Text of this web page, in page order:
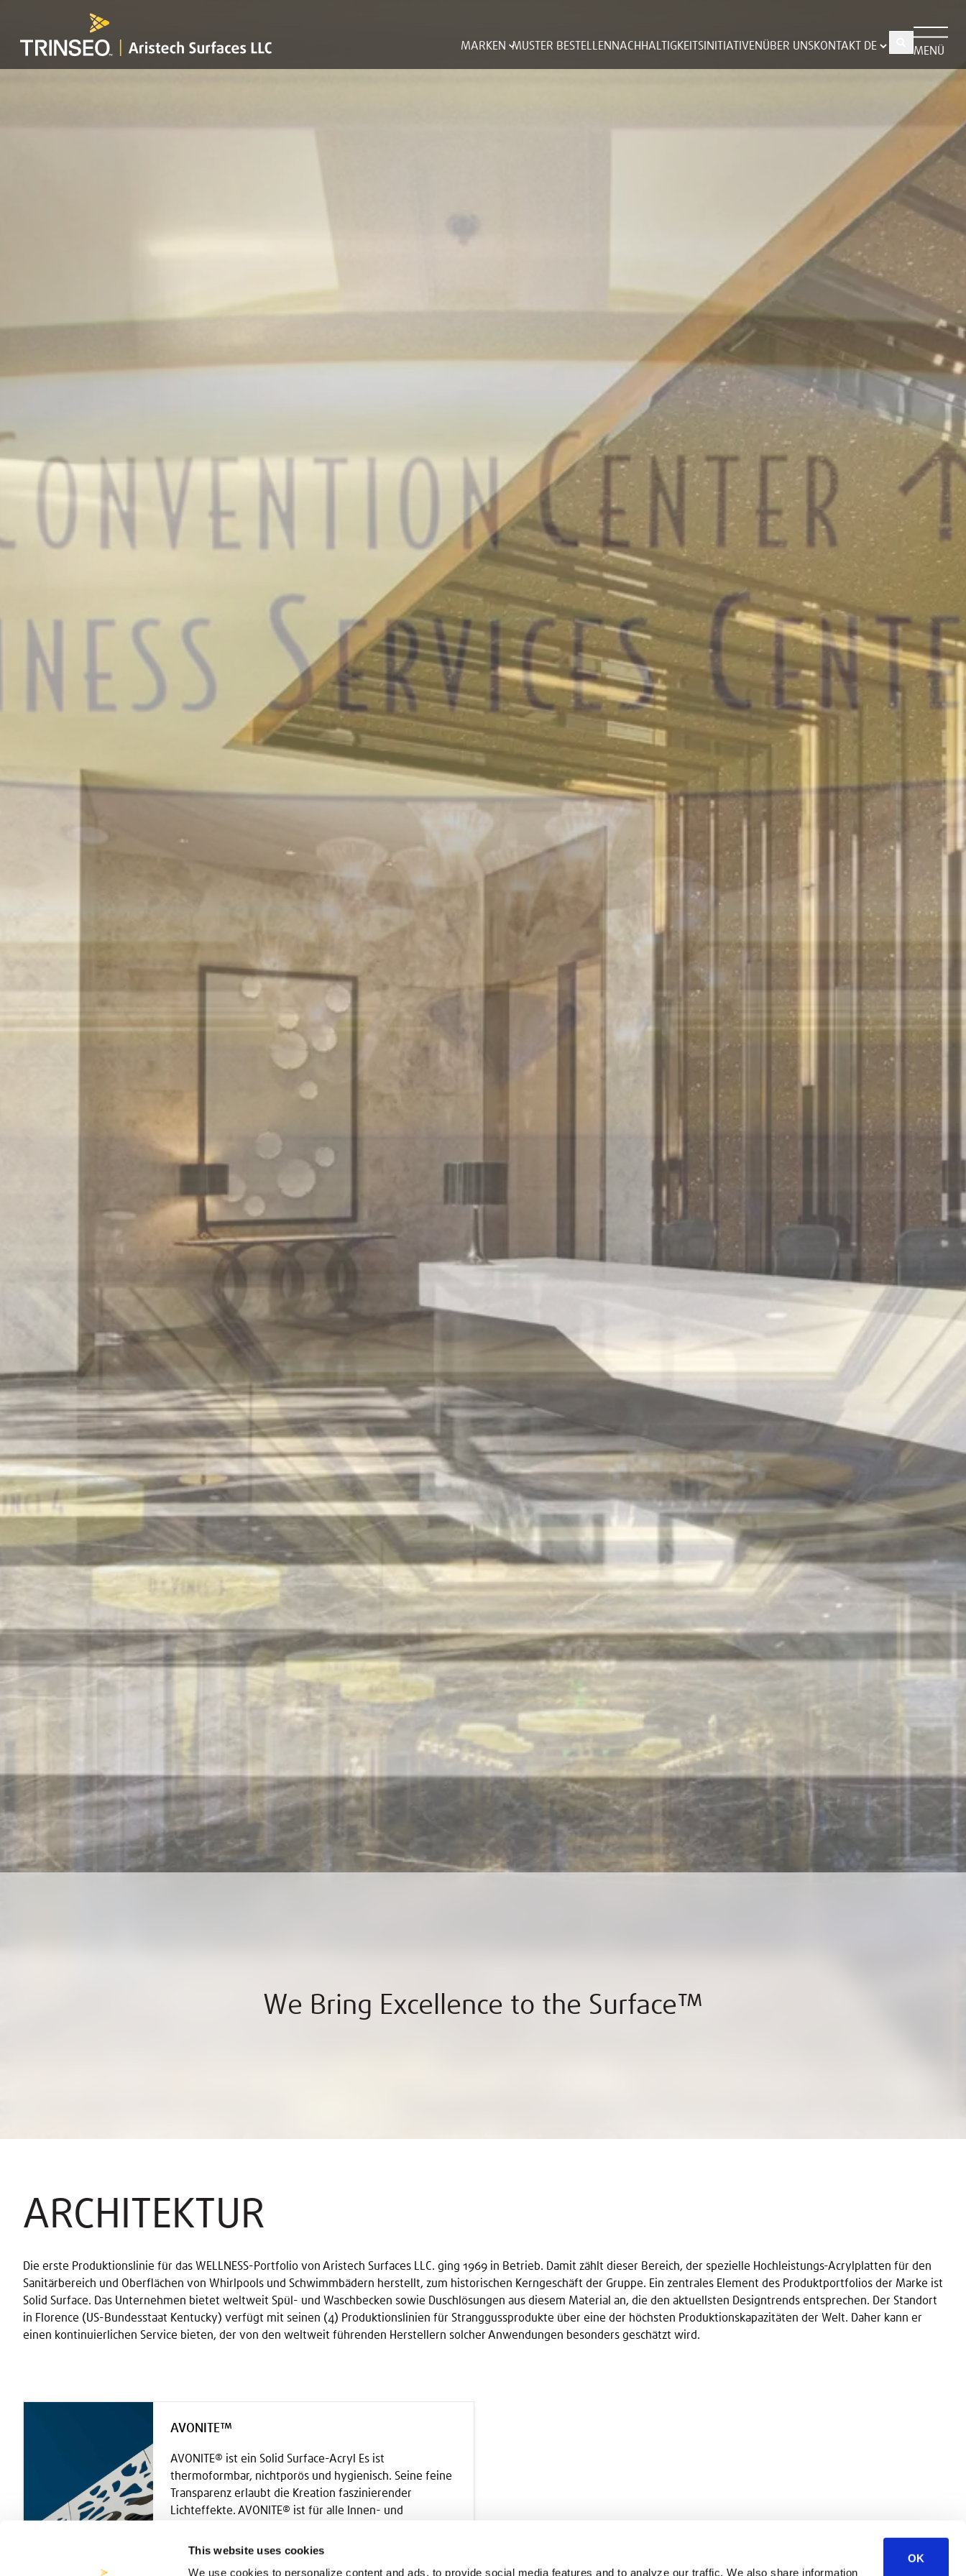
This website uses cookies
We use cookies to personalize content and ads, to provide social media features and to analyze our traffic. We also share information
OK
MARKEN MUSTER BESTELLEN NACHHALTIGKEITSINITIATIVENÜBER UNSKONTAKT MENÜ
We Bring Excellence to the Surface™
ARCHITEKTUR
Die erste Produktionslinie für das WELLNESS-Portfolio von Aristech Surfaces LLC. ging 1969 in Betrieb. Damit zählt dieser Bereich, der spezielle Hochleistungs-Acrylplatten für den
Sanitärbereich und Oberflächen von Whirlpools und Schwimmbädern herstellt, zum historischen Kerngeschäft der Gruppe. Ein zentrales Element des Produktportfolios der Marke ist
Solid Surface. Das Unternehmen bietet weltweit Spül- und Waschbecken sowie Duschlösungen aus diesem Material an, die den aktuellsten Designtrends entsprechen. Der Standort
in Florence (US-Bundesstaat Kentucky) verfügt mit seinen (4) Produktionslinien für Stranggussprodukte über eine der höchsten Produktionskapazitäten der Welt. Daher kann er
einen kontinuierlichen Service bieten, der von den weltweit führenden Herstellern solcher Anwendungen besonders geschätzt wird.
AVONITE™
AVONITE® ist ein Solid Surface-Acryl Es ist
thermoformbar, nichtporös und hygienisch. Seine feine
Transparenz erlaubt die Kreation faszinierender
Lichteffekte. AVONITE® ist für alle Innen- und